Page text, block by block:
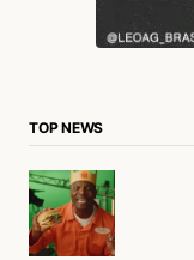
TOP NEWS